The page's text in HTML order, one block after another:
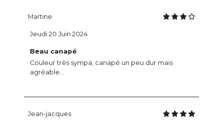
Martine
Beau canapé
Couleur très sympa, canapé un peu dur mais
agréable...
Jeudi 20 Juin 2024
Jean-jacques